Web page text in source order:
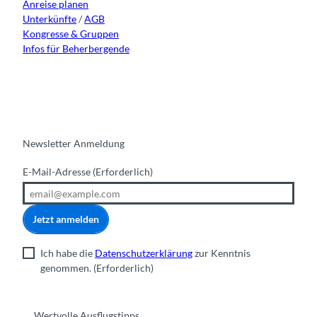
Anreise planen
Unterkünfte/AGB
Kongresse & Gruppen
Infos für Beherbergende
Newsletter Anmeldung
E-Mail-Adresse (Erforderlich)
Jetzt anmelden
Ich habe die Datenschutzerklärungzur Kenntnis
genommen. (Erforderlich)